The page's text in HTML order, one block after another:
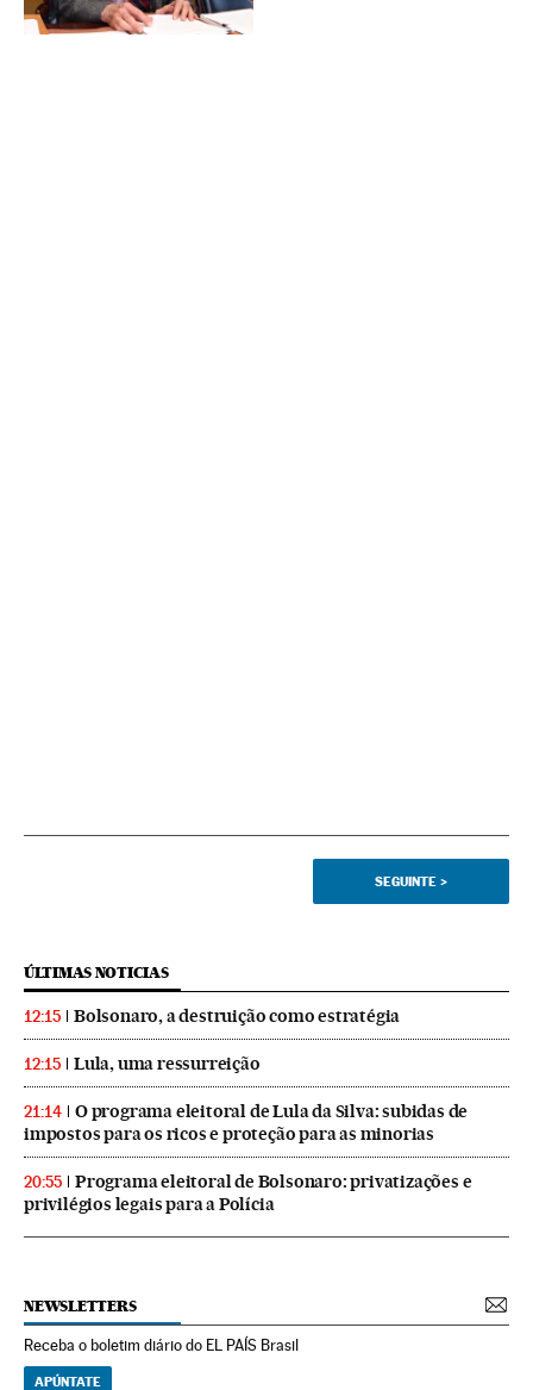
SEGUINTE >
ÚLTIMAS NOTICIAS
12:15 Bolsonaro, a destruição como estratégia
12:15 Lula, uma ressurreição
21:14
O programa eleitoral de Lula da Silva: subidas de
impostos para os ricos e proteção para as minorias
20:55
Programa eleitoral de Bolsonaro: privatizações e
privilégios legais para a Polícia
NEWSLETTERS
Receba o boletim diário do EL PAÍS Brasil
APÚNTATE